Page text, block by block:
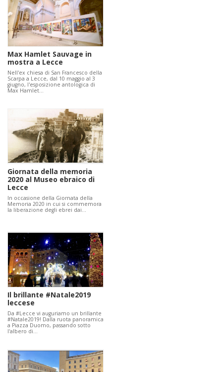
Max Hamlet Sauvage in
mostra a Lecce
Nell'ex chiesa di San Francesco della
Scarpa a Lecce, dal 10 maggio al 3
giugno, l'esposizione antologica di
Max Hamlet…
Giornata della memoria
2020 al Museo ebraico di
Lecce
In occasione della Giornata della
Memoria 2020 in cui si commemora
la liberazione degli ebrei dai…
Il brillante #Natale2019
leccese
Da #Lecce vi auguriamo un brillante
#Natale2019! Dalla ruota panoramica
a Piazza Duomo, passando sotto
l'albero di…